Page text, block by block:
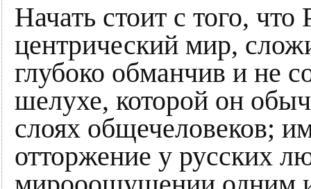
Начать стоит с того,
центрический мир,
глубоко обманчив и не
шелухе, которой он
слоях общечеловеков;
отторжение у русских